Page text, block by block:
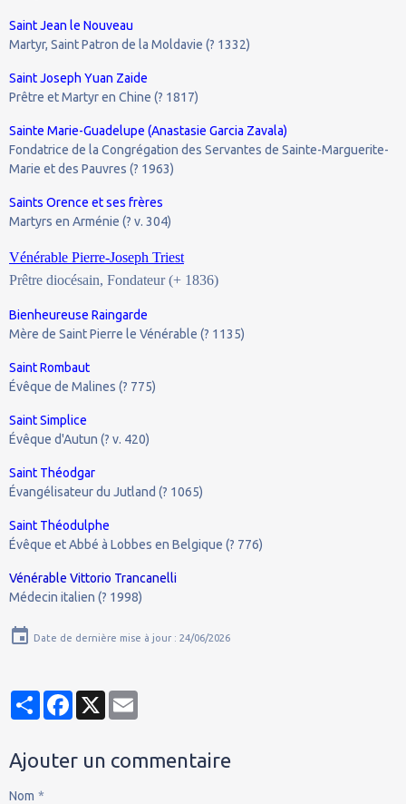
Saint Jean le Nouveau
Martyr, Saint Patron de la Moldavie (? 1332)
Saint Joseph Yuan Zaide
Prêtre et Martyr en Chine (? 1817)
Sainte Marie-Guadelupe (Anastasie Garcia Zavala)
Fondatrice de la Congrégation des Servantes de Sainte-Marguerite-
Marie et des Pauvres (? 1963)
Saints Orence et ses frères
Martyrs en Arménie (? v. 304)
Vénérable Pierre-Joseph Triest
Prêtre diocésain, Fondateur (+ 1836)
Bienheureuse Raingarde
Mère de Saint Pierre le Vénérable (? 1135)
Saint Rombaut
Évêque de Malines (? 775)
Saint Simplice
Évêque d'Autun (? v. 420)
Saint Théodgar
Évangélisateur du Jutland (? 1065)
Saint Théodulphe
Évêque et Abbé à Lobbes en Belgique (? 776)
Vénérable Vittorio Trancanelli
Médecin italien (? 1998)
Date de dernière mise à jour : 24/06/2026
PartagerFacebook
X
Ajouter un commentaire
Nom